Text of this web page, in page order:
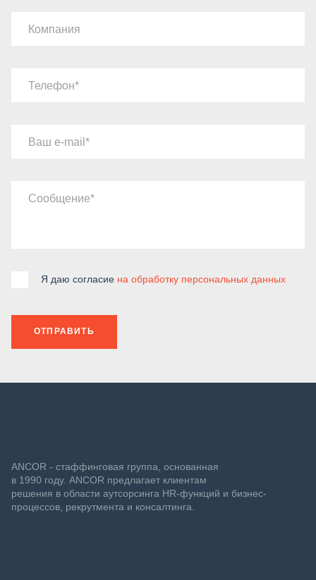
Компания
Телефон
Ваш e-mail
Сообщение
Я даю согласие на обработку персональных данных
ОТПРАВИТЬ
ANCOR - стаффинговая группа, основанная
в 1990 году. ANCOR предлагает клиентам
решения в области аутсорсинга HR-функций и бизнес-
процессов, рекрутмента и консалтинга.